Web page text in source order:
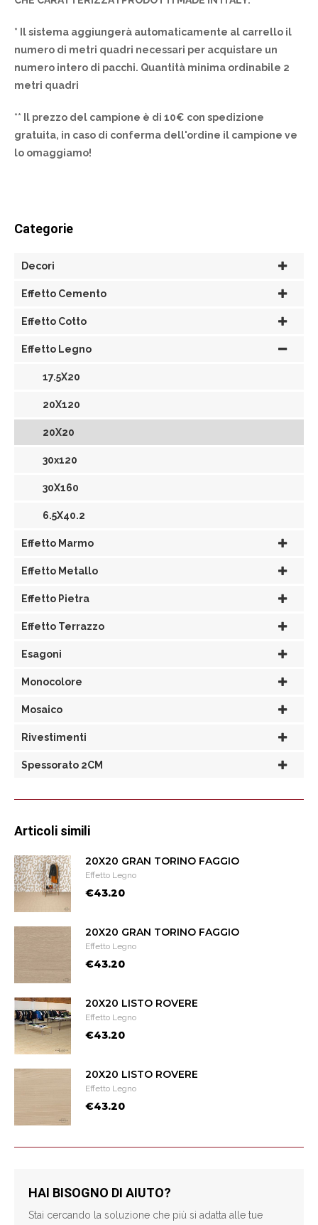
* Il sistema aggiungerà automaticamente al carrello il
numero di metri quadri necessari per acquistare un
numero intero di pacchi. Quantità minima ordinabile 2
metri quadri
** Il prezzo del campione è di 10€ con spedizione
gratuita, in caso di conferma dell'ordine il campione ve
lo omaggiamo!
Categorie
Decori
Effetto Cemento
Effetto Cotto
Effetto Legno
17.5X20
20X120
20X20
30x120
30X160
6.5X40.2
Effetto Marmo
Effetto Metallo
Effetto Pietra
Effetto Terrazzo
Esagoni
Monocolore
Mosaico
Rivestimenti
Spessorato 2CM
Articoli simili
20X20 GRAN TORINO FAGGIO
Effetto Legno
€43.20
20X20 GRAN TORINO FAGGIO
Effetto Legno
€43.20
20X20 LISTO ROVERE
Effetto Legno
€43.20
20X20 LISTO ROVERE
Effetto Legno
€43.20
HAI BISOGNO DI AIUTO?
Stai cercando la soluzione che più si adatta alle tue